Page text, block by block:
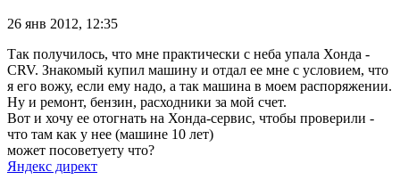
26 янв 2012, 12:35
Так получилось, что мне практически с неба упала Хонда -
CRV. Знакомый купил машину и отдал ее мне с условием, что
я его вожу, если ему надо, а так машина в моем распоряжении.
Ну и ремонт, бензин, расходники за мой счет.
Вот и хочу ее отогнать на Хонда-сервис, чтобы проверили -
что там как у нее (машине 10 лет)
может посоветуету что?
Яндекс директ